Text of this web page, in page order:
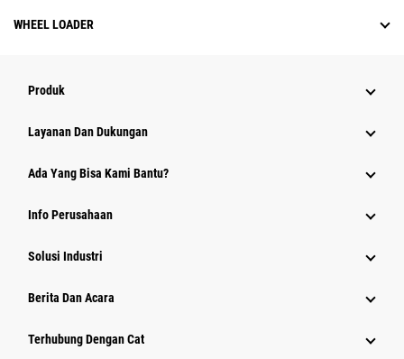
WHEEL LOADER
Produk
Layanan Dan Dukungan
Ada Yang Bisa Kami Bantu?
Info Perusahaan
Solusi Industri
Berita Dan Acara
Terhubung Dengan Cat